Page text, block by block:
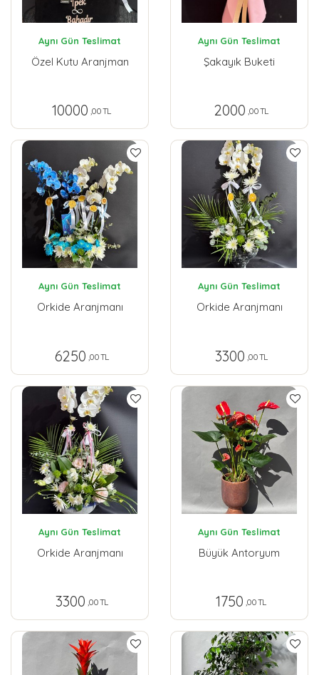
Aynı Gün Teslimat
Özel Kutu Aranjman
10000 ,00 TL
Aynı Gün Teslimat
Şakayık Buketi
2000 ,00 TL
Aynı Gün Teslimat
Orkide Aranjmanı
6250 ,00 TL
Aynı Gün Teslimat
Orkide Aranjmanı
3300 ,00 TL
Aynı Gün Teslimat
Orkide Aranjmanı
3300 ,00 TL
Aynı Gün Teslimat
Büyük Antoryum
1750 ,00 TL